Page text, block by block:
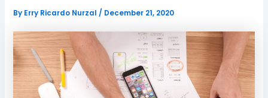
By Erry Ricardo Nurzal / December 21, 2020